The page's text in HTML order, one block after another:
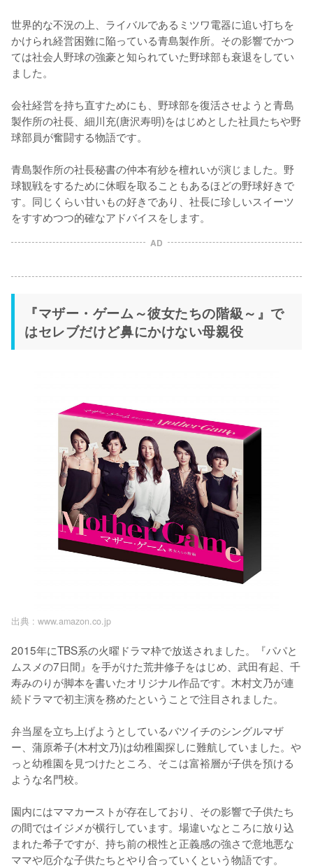
世界的な不況の上、ライバルであるミツワ電器に追い打ちを
かけられ経営困難に陥っている青島製作所。その影響でかつ
ては社会人野球の強豪と知られていた野球部も衰退をしてい
ました。
会社経営を持ち直すためにも、野球部を復活させようと青島
製作所の社長、細川充(唐沢寿明)をはじめとした社員たちや野
球部員が奮闘する物語です。
青島製作所の社長秘書の仲本有紗を檀れいが演じました。野
球観戦をするために休暇を取ることもあるほどの野球好きで
す。同じくらい甘いもの好きであり、社長に珍しいスイーツ
をすすめつつ的確なアドバイスをします。
AD
『マザー・ゲーム～彼女たちの階級～』で
はセレブだけど鼻にかけない母親役
出典 : www.amazon.co.jp
2015年にTBS系の火曜ドラマ枠で放送されました。『パパと
ムスメの7日間』を手がけた荒井修子をはじめ、武田有起、千
寿みのりが脚本を書いたオリジナル作品です。木村文乃が連
続ドラマで初主演を務めたということで注目されました。
弁当屋を立ち上げようとしているバツイチのシングルマザ
ー、蒲原希子(木村文乃)は幼稚園探しに難航していました。や
っと幼稚園を見つけたところ、そこは富裕層が子供を預ける
ような名門校。
園内にはママカーストが存在しており、その影響で子供たち
の間ではイジメが横行しています。場違いなところに放り込
まれた希子ですが、持ち前の根性と正義感の強さで意地悪な
ママや厄介な子供たちとやり合っていくという物語です。